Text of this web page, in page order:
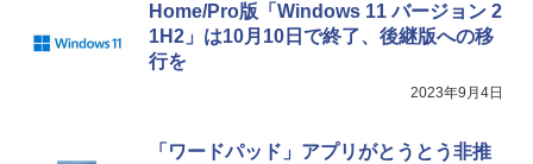
Home/Pro版「Windows 11 バージョン 2
1H2」は10月10日で終了、後継版への移
行を
2023年9月4日
「ワードパッド」アプリがとうとう非推